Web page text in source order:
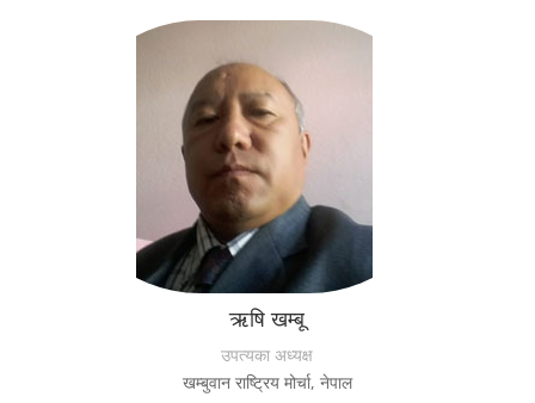
ऋषि खम्बू
उपत्यका अध्यक्ष
खम्बुवान राष्ट्रिय मोर्चा, नेपाल